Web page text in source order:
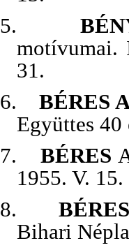
5.
motívumai.
31.
6.
BÉRES
Együttes 40
7.
BÉRES
1955. V. 15.
8.
Bihari